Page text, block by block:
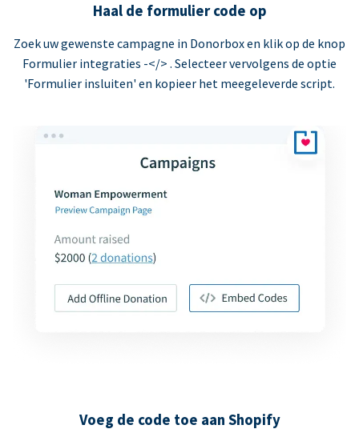
Haal de formulier code op
Zoek uw gewenste campagne in Donorbox en klik op de knop
Formulier integraties -</> . Selecteer vervolgens de optie
'Formulier insluiten' en kopieer het meegeleverde script.
Voeg de code toe aan Shopify